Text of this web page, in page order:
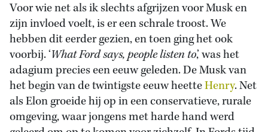
Voor wie net als ik slechts afgrijzen voor Musk en
zijn invloed voelt, is er een schrale troost. We
hebben dit eerder gezien, en toen ging het ook
voorbij. ‘What Ford says, people listen to,’ was het
adagium precies een eeuw geleden. De Musk van
het begin van de twintigste eeuw heetteHenry. Net
als Elon groeide hij op in een conservatieve, rurale
omgeving, waar jongens met harde hand werd